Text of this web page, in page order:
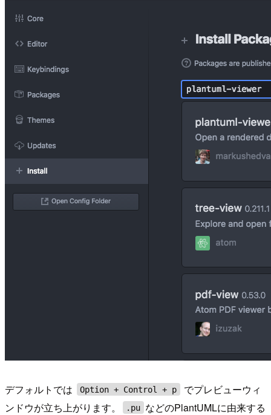
デフォルトでは Option + Control + p
でプレビューウィ
ンドウが立ち上がります。
.pu などのPlantUMLに由来する